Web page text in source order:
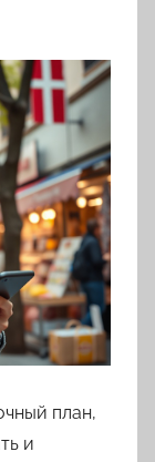
план,
и